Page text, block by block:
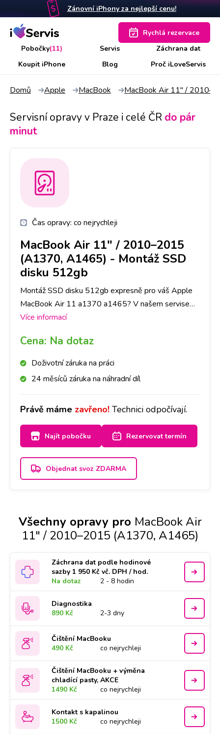
Zánovní iPhony za nejlepší cenu!
Pobočky(11) Servis
Záchrana dat
Koupit iPhone
Blog Proč iLoveServis
Rychlá rezervace
Domů Apple MacBook MacBook Air 11" /
Servisní opravy v Praze i celé ČR do pár
minut
Čas opravy: co nejrychleji
MacBook Air 11" / 2010–2015
(A1370, A1465) - Montáž SSD
disku 512gb
Montáž SSD disku 512gb expresně pro váš Apple
MacBook Air 11 a1370 a1465? V našem servise
mobilních telefonů a tabletů opravíme na Apple
iLoveServis po celé ČR máme velké sklady dílů, tak
abyste ještě DNES měli svůj Apple MacBook Air
11 a1370 a1465 opravený v Praze, Brně, Ostravě,
Olomouci, Liberci, Pardubicích a Českých
Více informací
Cena: Na dotaz
Doživotní záruka na práci
24 měsíců záruka na náhradní díl
Právě máme zavřeno! Technici odpočívají.
Najít pobočku Rezervovat termín
Objednat svoz ZDARMA
Všechny opravy pro MacBook Air
11" / 2010–2015 (A1370, A1465)
Záchrana dat podle hodinové
sazby 1 950 Kč vč. DPH / hod.
Na dotaz
2 - 8 hodin
Diagnostika
890 Kč
2-3 dny
Čištění MacBooku
490 Kč
co nejrychleji
Čištění MacBooku + výměna
chladící pasty, AKCE
1490 Kč
co nejrychleji
Kontakt s kapalinou
1500 Kč
co nejrychleji